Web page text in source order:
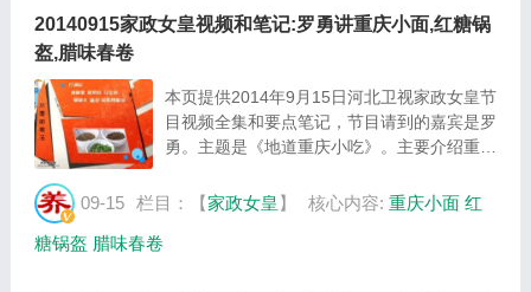
20140915家政女皇视频和笔记:罗勇讲重庆小面,红糖锅
盔,腊味春卷
本页提供2014年9月15日河北卫视家政女皇节
目视频全集和要点笔记，节目请到的嘉宾是罗
勇。主题是《地道重庆小吃》。主要介绍重庆
内容，百年养生网家政女皇栏目提供视频全集
09-15 栏目：【家政女皇 】 核心内容: 重庆小面 红
糖锅盔 腊味春卷